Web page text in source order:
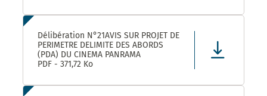
AVENUE DE L’EUROPE SUR LA
Délibération N°21AVIS SUR PROJET DE
PERIMETRE DELIMITE DES ABORDS
(PDA) DU CINEMA PANRAMA
PDF - 371,72 Ko